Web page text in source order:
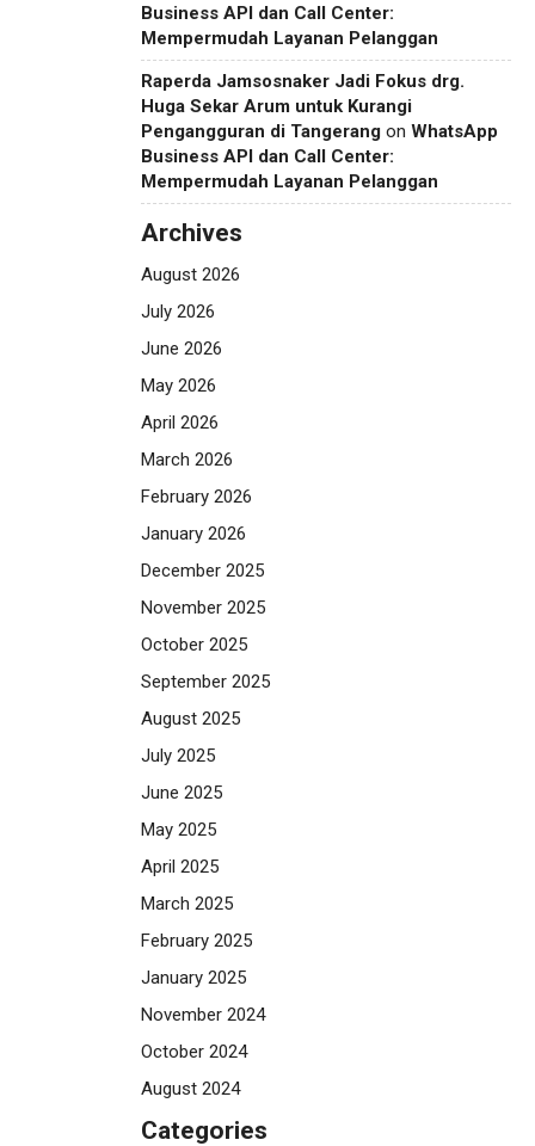
Business API dan Call Center:
Mempermudah Layanan Pelanggan
Raperda Jamsosnaker Jadi Fokus drg.
Huga Sekar Arum untuk Kurangi
Pengangguran di Tangerang on WhatsApp
Business API dan Call Center:
Mempermudah Layanan Pelanggan
Archives
August 2026
July 2026
June 2026
May 2026
April 2026
March 2026
February 2026
January 2026
December 2025
November 2025
October 2025
September 2025
August 2025
July 2025
June 2025
May 2025
April 2025
March 2025
February 2025
January 2025
November 2024
October 2024
August 2024
Categories